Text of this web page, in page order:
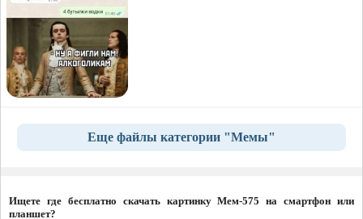
Еще файлы категории "Мемы"
Ищете где бесплатно скачать картинку Мем-575 на смартфон или
планшет?